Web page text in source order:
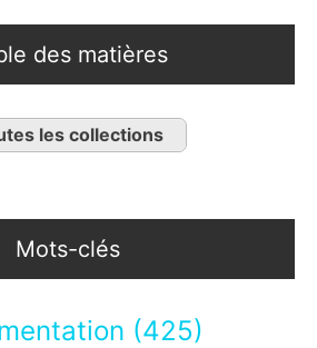
des matières
les collections
Mots-clés
(425)